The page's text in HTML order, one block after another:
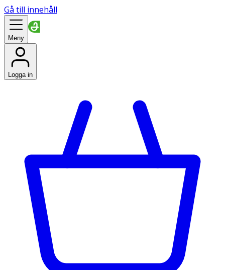
Gå till innehåll
Meny
Logga in